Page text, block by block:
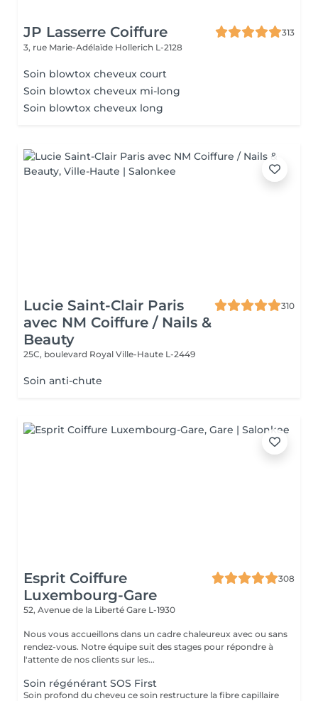
JP Lasserre Coiffure
313
3, rue Marie-Adélaïde Hollerich L-2128
Soin blowtox cheveux court
Soin blowtox cheveux mi-long
Soin blowtox cheveux long
Lucie Saint-Clair Paris
avec NM Coiffure / Nails &
Beauty
310
25C, boulevard Royal Ville-Haute L-2449
Soin anti-chute
Esprit Coiffure
Luxembourg-Gare
308
52, Avenue de la Liberté Gare L-1930
Nous vous accueillons dans un cadre chaleureux avec ou sans
rendez-vous. Notre équipe suit des stages pour répondre à
l'attente de nos clients sur les...
Soin régénérant SOS First
Soin profond du cheveu ce soin restructure la fibre capillaire